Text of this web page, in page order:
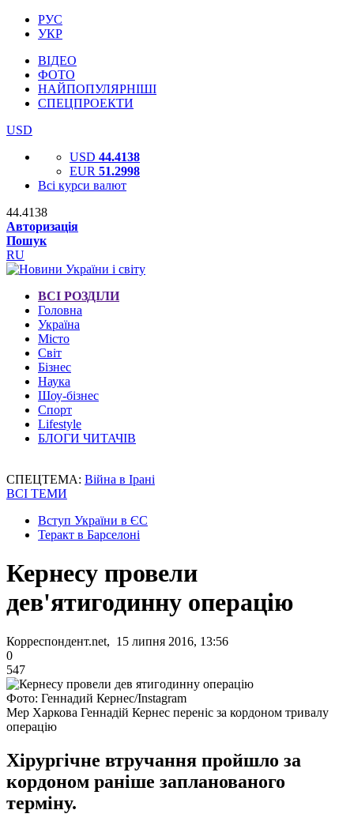
РУС
УКР
ВІДЕО
ФОТО
НАЙПОПУЛЯРНІШІ
СПЕЦПРОЕКТИ
USD
USD 44.4138
EUR 51.2998
Всі курси валют
44.4138
Авторизація
Пошук
RU
ВСІ РОЗДІЛИ
Головна
Україна
Місто
Світ
Бізнес
Наука
Шоу-бізнес
Спорт
Lifestyle
БЛОГИ ЧИТАЧІВ
СПЕЦТЕМА: Війна в Ірані
ВСІ ТЕМИ
Вступ України в ЄС
Теракт в Барселоні
Кернесу провели
дев'ятигодинну операцію
Корреспондент.net, 15 липня 2016, 13:56
0
547
Фото: Геннадий Кернес/Instagram
Мер Харкова Геннадій Кернес переніс за кордоном тривалу
операцію
Хірургічне втручання пройшло за
кордоном раніше запланованого
терміну.